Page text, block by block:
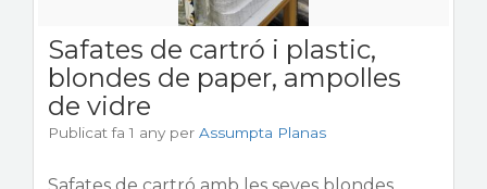
Safates de cartró i plastic,
blondes de paper, ampolles
de vidre
Publicat fa 1 any per Assumpta Planas